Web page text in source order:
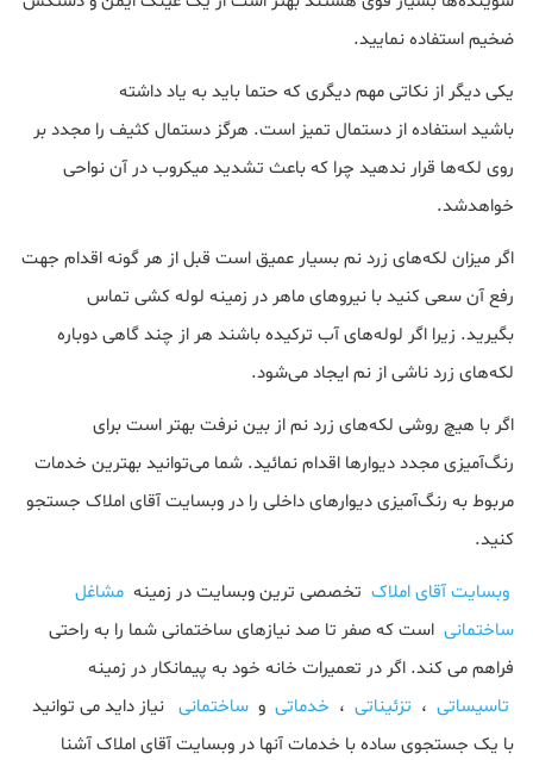
ضخیم استفاده نمایید.
یکی دیگر از نکاتی مهم دیگری که حتما باید به یاد داشته
باشید استفاده از دستمال تمیز است. هرگز دستمال کثیف را مجدد بر
روی لکه‌ها قرار ندهید چرا که باعث تشدید میکروب در آن نواحی
خواهدشد.
اگر میزان لکه‌های زرد نم بسیار عمیق است قبل از هر گونه اقدام جهت
رفع آن سعی کنید با نیروهای ماهر در زمینه لوله کشی تماس
بگیرید. زیرا اگر لوله‌های آب ترکیده باشند هر از چند گاهی دوباره
لکه‌های زرد ناشی از نم ایجاد می‌شود.
اگر با هیچ روشی لکه‌های زرد نم از بین نرفت بهتر است برای
رنگ‌آمیزی مجدد دیوارها اقدام نمائید. شما می‌توانید بهترین خدمات
مربوط به رنگ‌آمیزی دیوارهای داخلی را در وبسایت آقای املاک جستجو
کنید.
وبسایت آقای املاک تخصصی ترین وبسایت در زمینه مشاغل
ساختمانی است که صفر تا صد نیازهای ساختمانی شما را به راحتی
فراهم می کند. اگر در تعمیرات خانه خود به پیمانکار در زمینه
تاسیساتی ، تزئیناتی ، خدماتی و ساختمانی نیاز داید می توانید
با یک جستجوی ساده با خدمات آنها در وبسایت آقای املاک آشنا